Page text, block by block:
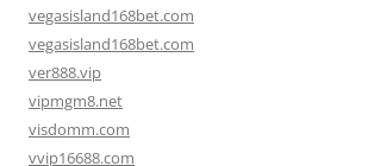
vegasisland168bet.com
vegasisland168bet.com
ver888.vip
vipmgm8.net
visdomm.com
vvip16688.com